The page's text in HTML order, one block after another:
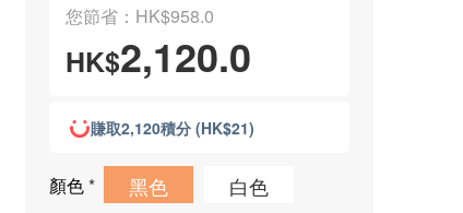
您節省：HK$958.0
HK$2,120.0
賺取2,120積分 (HK$21)
顏色* 黑色 白色